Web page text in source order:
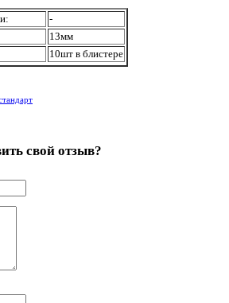
-
13мм
10шт в блистере
свой отзыв?